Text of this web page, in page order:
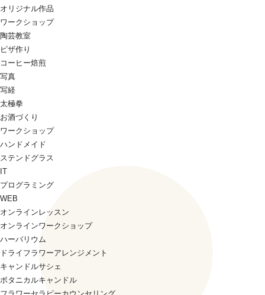
オリジナル作品
ワークショップ
陶芸教室
ピザ作り
コーヒー焙煎
写真
写経
太極拳
お酒づくり
ワークショップ
ハンドメイド
ステンドグラス
IT
プログラミング
WEB
オンラインレッスン
オンラインワークショップ
ハーバリウム
ドライフラワーアレンジメント
キャンドルサシェ
ボタニカルキャンドル